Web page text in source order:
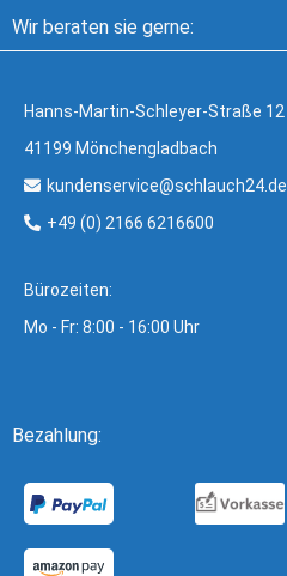
Wir beraten sie gerne:
Hanns-Martin-Schleyer-Straße 12
41199 Mönchengladbach
kundenservice@schlauch24.de
+49 (0) 2166 6216600
Bürozeiten:
Mo - Fr: 8:00 - 16:00 Uhr
Bezahlung: